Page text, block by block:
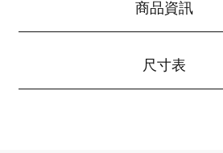
商品資訊
尺寸表